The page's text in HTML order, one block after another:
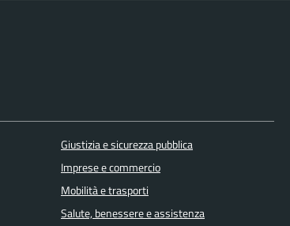
Giustizia e sicurezza pubblica
Imprese e commercio
Mobilità e trasporti
Salute, benessere e assistenza